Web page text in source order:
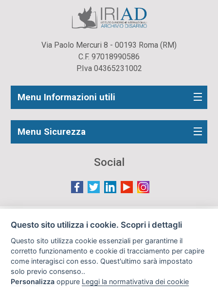
Via Paolo Mercuri 8 - 00193 Roma (RM)
C.F. 97018990586
P.Iva 04365231002
Menu Informazioni utili
Menu Sicurezza
Social
Le immagini presenti nel sito sono in parte reperite da
gli autori o i soggetti ritratti fossero contrari al loro utilizzo
in questa sede, l'Istituto, ove opportuno, provvederà a
rimuoverle previa richiesta all'indirizzo email:
info@archiviodisarmo.it
Questo sito utilizza i cookie. Scopri i dettagli
Questo sito utilizza cookie essenziali per garantirne il
corretto funzionamento e cookie di tracciamento per capire
come interagisci con esso. Quest'ultimo sarà impostato
solo previo consenso..
Personalizza oppure Leggi la normativativa dei cookie